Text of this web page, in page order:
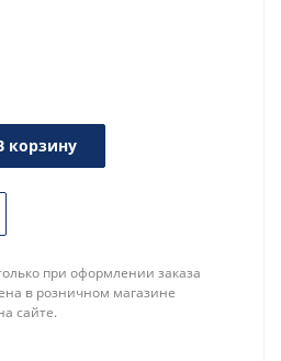
корзину
при оформлении заказа
в розничном магазине
сайте.